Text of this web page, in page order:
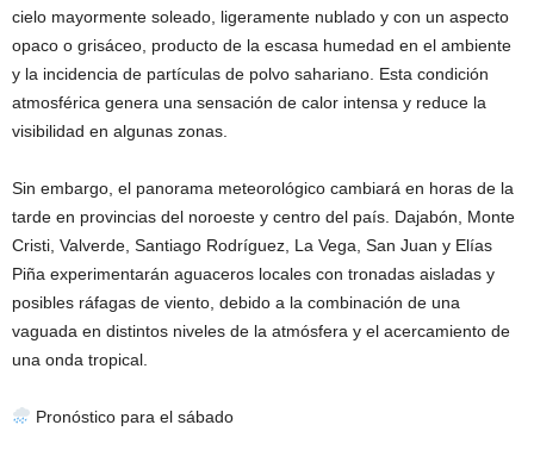
cielo mayormente soleado, ligeramente nublado y con un aspecto
opaco o grisáceo, producto de la escasa humedad en el ambiente
y la incidencia de partículas de polvo sahariano. Esta condición
atmosférica genera una sensación de calor intensa y reduce la
visibilidad en algunas zonas.
Sin embargo, el panorama meteorológico cambiará en horas de la
tarde en provincias del noroeste y centro del país. Dajabón, Monte
Cristi, Valverde, Santiago Rodríguez, La Vega, San Juan y Elías
Piña experimentarán aguaceros locales con tronadas aisladas y
posibles ráfagas de viento, debido a la combinación de una
vaguada en distintos niveles de la atmósfera y el acercamiento de
una onda tropical.
Pronóstico para el sábado